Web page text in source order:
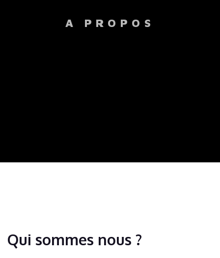
A PROPOS
Qui sommes nous ?